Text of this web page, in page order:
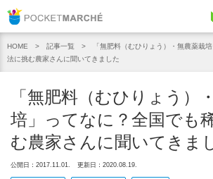
Pocket
HOME 記事一覧
「無肥料（むひりょう）・無農薬栽
法に挑む農家さんに聞いてきました
「無肥料（むひりょう）
培」ってなに？全国でも
む農家さんに聞いてきま
公開日：2017.11.01. 更新日：2020.08.19.